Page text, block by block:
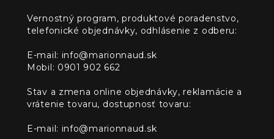
Vernostný program, produktové poradenstvo,
telefonické objednávky, odhlásenie z odberu:
E-mail: info@marionnaud.sk
Mobil: 0901 902 662
Stav a zmena online objednávky, reklamácie a
vrátenie tovaru, dostupnosť tovaru:
E-mail: info@marionnaud.sk